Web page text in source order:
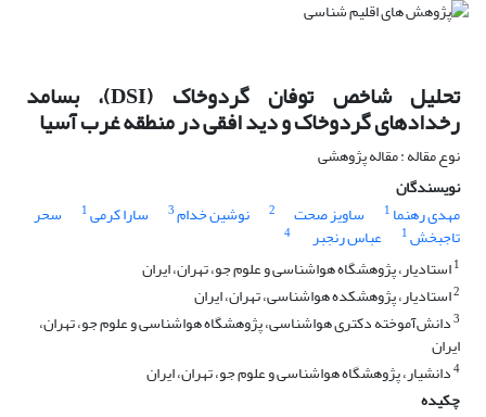
تحلیل شاخص توفان گردوخاک (DSI)، بسامد
رخدادهای گردوخاک و دید افقی در منطقه غرب آسیا
نوع مقاله : مقاله پژوهشی
نویسندگان
مهدی رهنما 1 ساویز صحت 2 نوشین خدام3 سارا کرمی1 سحر
تاجبخش1 عباس رنجبر
4
1استادیار، پژوهشگاه هواشناسی و علوم جو، تهران، ایران
2استادیار، پژوهشکده هواشناسی، تهران، ایران
3دانش‌آموخته دکتری هواشناسی، پژوهشگاه هواشناسی و علوم جو، تهران،
ایران
4دانشیار، پژوهشگاه هواشناسی و علوم جو، تهران، ایران
چکیده